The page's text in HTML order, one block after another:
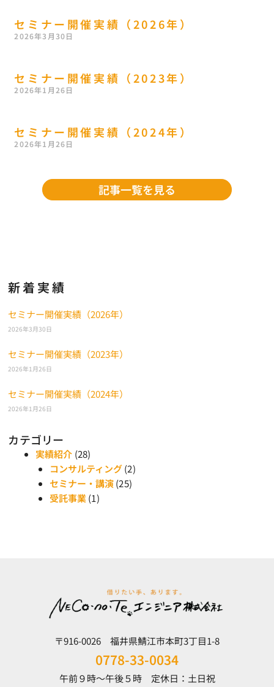
セミナー開催実績（2026年）
2026年3月30日
セミナー開催実績（2023年）
2026年1月26日
セミナー開催実績（2024年）
2026年1月26日
記事一覧を見る
新着実績
セミナー開催実績（2026年）
2026年3月30日
セミナー開催実績（2023年）
2026年1月26日
セミナー開催実績（2024年）
2026年1月26日
カテゴリー
実績紹介 (28)
コンサルティング(2)
セミナー・講演(25)
受託事業(1)
〒916-0026 福井県鯖江市本町3丁目1-8
0778-33-0034
午前９時～午後５時 定休日：土日祝